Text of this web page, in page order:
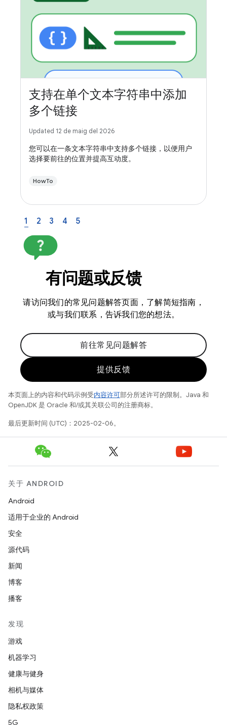
支持在单个文本字符串中添加
多个链接
Updated 12 de maig del 2026
您可以在一条文本字符串中支持多个链接，以便用户
选择要前往的位置并提高互动度。
HowTo
1 2 3 4 5
有问题或反馈
请访问我们的常见问题解答页面，了解简短指南，
或与我们联系，告诉我们您的想法。
前往常见问题解答
提供反馈
本页面上的内容和代码示例受内容许可部分所述许可的限制。Java 和
OpenJDK 是 Oracle 和/或其关联公司的注册商标。
最后更新时间 (UTC)：2025-02-06。
关于 ANDROID
Android
适用于企业的 Android
安全
源代码
新闻
博客
播客
发现
游戏
机器学习
健康与健身
相机与媒体
隐私权政策
5G